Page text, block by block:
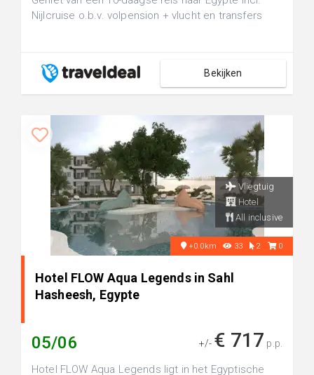
Nijlcruise o.b.v. volpension + vlucht en transfers
Bekijken
Vliegtuig
Hotel
All inclusive
+0.0km 33 2 0
Hotel FLOW Aqua Legends in Sahl
Hasheesh, Egypte
05/06 +/- € 717 p.p.
Hotel FLOW Aqua Legends ligt in het Egyptische